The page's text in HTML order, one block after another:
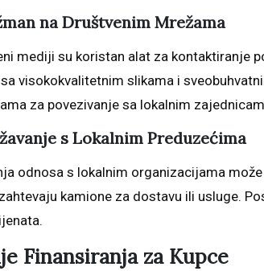
na Društvenim Mrežama
mediji su koristan alat za kontaktiranje
visokokvalitetnim slikama i
za povezivanje sa lokalnim
s Lokalnim Preduzećima
odnosa s lokalnim organizacijama
kamione za dostavu ili usluge.
Finansiranja za Kupce